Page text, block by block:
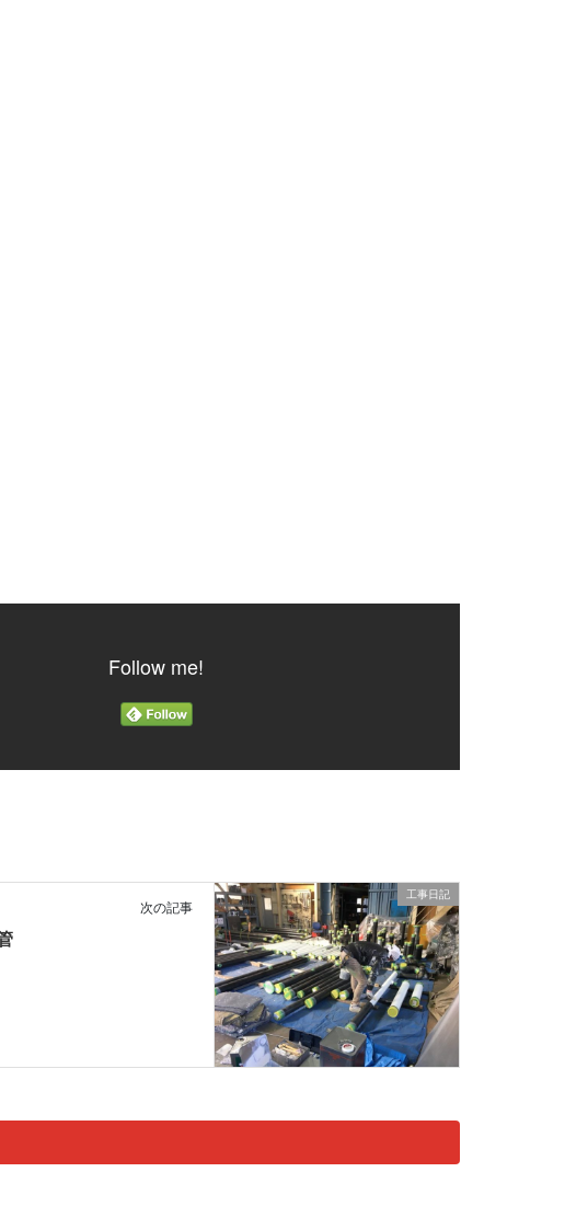
Follow me!
工事日記
次の記事